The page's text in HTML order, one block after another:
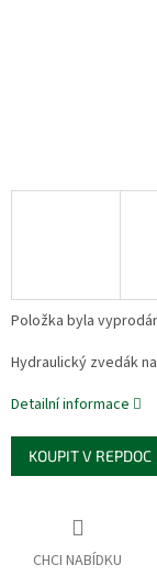
Položka byla
Hydraulický zvedák
Detailní informace
KOUPIT V REPDOC